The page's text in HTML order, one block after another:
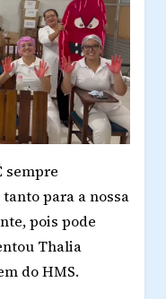
sempre
para a nossa
pois pode
Thalia
do HMS.